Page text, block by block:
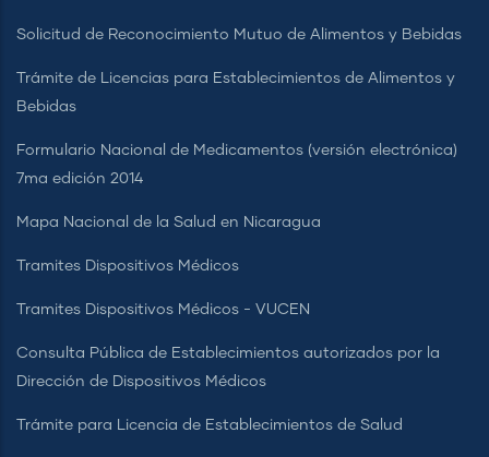
Solicitud de Reconocimiento Mutuo de Alimentos y Bebidas
Trámite de Licencias para Establecimientos de Alimentos y
Bebidas
Formulario Nacional de Medicamentos (versión electrónica)
7ma edición 2014
Mapa Nacional de la Salud en Nicaragua
Tramites Dispositivos Médicos
Tramites Dispositivos Médicos - VUCEN
Consulta Pública de Establecimientos autorizados por la
Dirección de Dispositivos Médicos
Trámite para Licencia de Establecimientos de Salud